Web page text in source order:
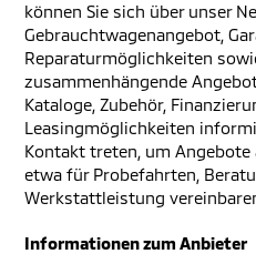
können Sie sich über unser
Gebrauchtwagenangebot,
Reparaturmöglichkeiten
zusammenhängende
Kataloge, Zubehör,
Leasingmöglichkeiten
Kontakt treten, um Angebote
etwa für Probefahrten,
Werkstattleistung
Informationen zum Anbieter